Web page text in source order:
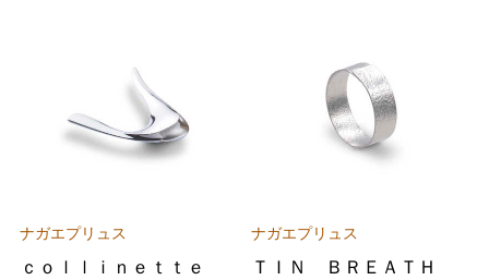
ナガエプリュス
ｃｏｌｌｉｎｅｔｔｅ
ナガエプリュス
ＴＩＮ ＢＲＥＡＴＨ